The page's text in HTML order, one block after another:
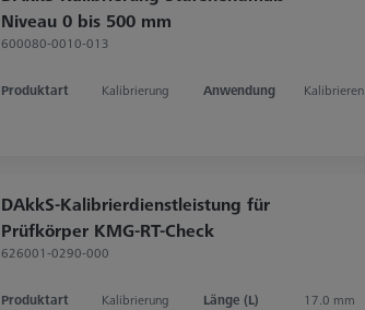
Niveau 0 bis 500 mm
600080-0010-013
Produktart Kalibrierung Anwendung Kalibrieren
DAkkS-Kalibrierdienstleistung für
Prüfkörper KMG-RT-Check
626001-0290-000
Produktart Kalibrierung Länge (L)
17.0 mm